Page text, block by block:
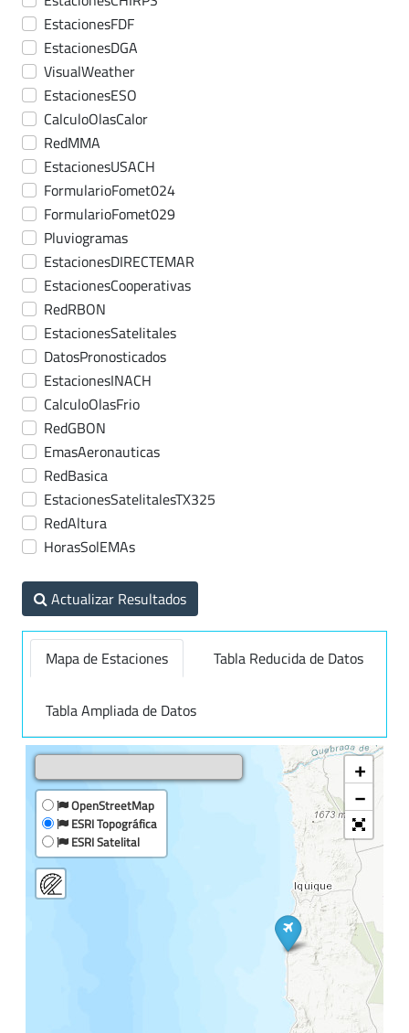
EstacionesFDF
EstacionesDGA
VisualWeather
EstacionesESO
CalculoOlasCalor
RedMMA
EstacionesUSACH
FormularioFomet024
FormularioFomet029
Pluviogramas
EstacionesDIRECTEMAR
EstacionesCooperativas
RedRBON
EstacionesSatelitales
DatosPronosticados
EstacionesINACH
CalculoOlasFrio
RedGBON
EmasAeronauticas
RedBasica
EstacionesSatelitalesTX325
RedAltura
HorasSolEMAs
Actualizar Resultados
Mapa de Estaciones Tabla Reducida de Datos
Tabla Ampliada de Datos
OpenStreetMap
ESRI Topográfica
ESRI Satelital
+
−